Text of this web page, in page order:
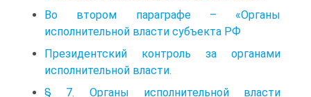
Во втором параграфе – «Органы
исполнительной власти субъекта РФ
Президентский контроль за органами
исполнительной власти.
§ 7. Органы исполнительной власти